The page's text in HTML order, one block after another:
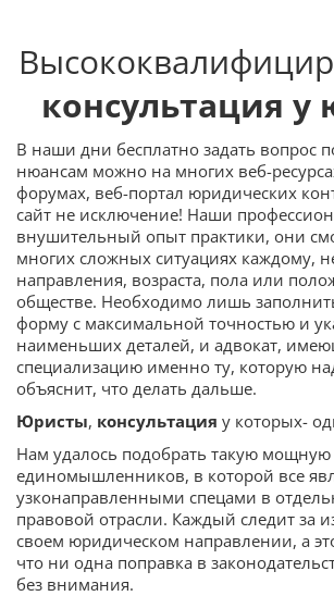
консультация у
В наши дни бесплатно задать вопрос
нюансам можно на многих веб-
форумах, веб-портал юридических
сайт не исключение! Наши
внушительный опыт практики, они
многих сложных ситуациях каждому,
направления, возраста, пола или
обществе. Необходимо лишь
форму с максимальной точностью и
наименьших деталей, и адвокат,
специализацию именно ту, которую
объяснит, что делать дальше.
Юристы, консультация у которых-
Нам удалось подобрать такую
единомышленников, в которой все
узконаправленными спецами в
правовой отрасли. Каждый следит за
своем юридическом направлении, а
что ни одна поправка в
без внимания.